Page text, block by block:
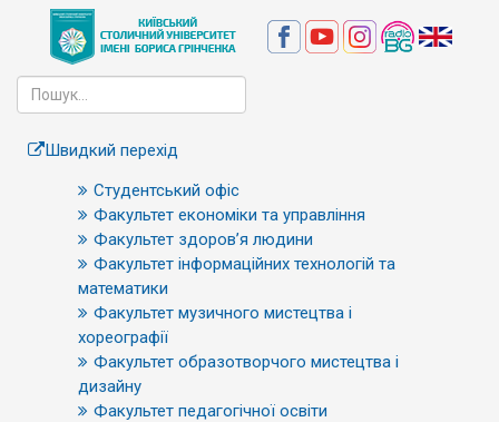
Швидкий перехід
Студентський офіс
Факультет економіки та управління
Факультет здоров’я людини
Факультет інформаційних технологій та
математики
Факультет музичного мистецтва і
хореографії
Факультет образотворчого мистецтва і
дизайну
Факультет педагогічної освіти